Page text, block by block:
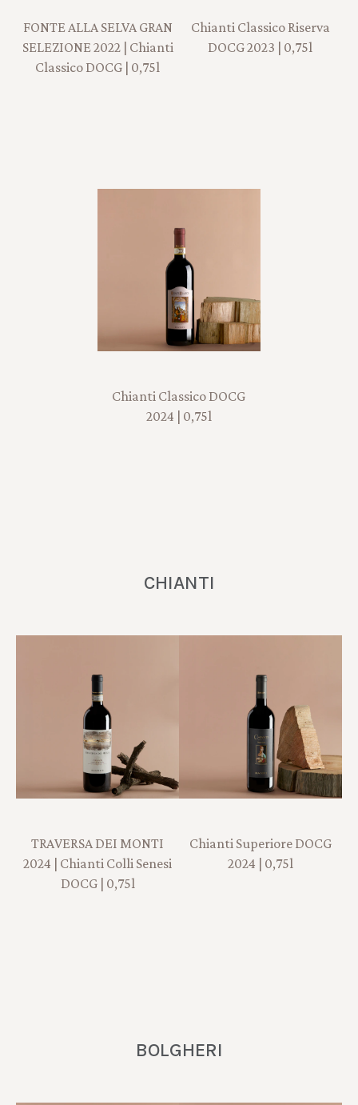
FONTE ALLA SELVA GRAN
SELEZIONE 2022 | Chianti
Classico DOCG | 0,75l
Chianti Classico Riserva
DOCG 2023 | 0,75l
Chianti Classico DOCG
2024 | 0,75l
CHIANTI
TRAVERSA DEI MONTI
2024 | Chianti Colli Senesi
DOCG | 0,75l
Chianti Superiore DOCG
2024 | 0,75l
BOLGHERI